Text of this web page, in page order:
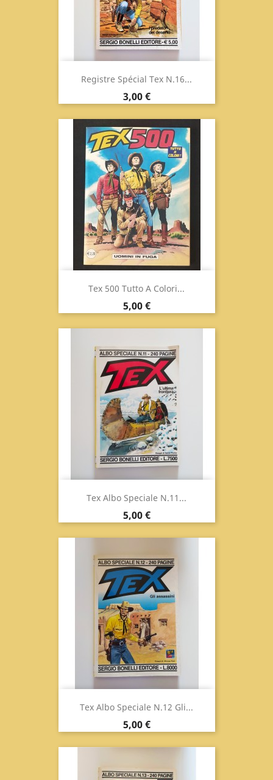
Registre Spécial Tex N.16...
Prix
3,00 €
Tex 500 Tutto A Colori...
Prix
5,00 €
Tex Albo Speciale N.11...
Prix
5,00 €
Tex Albo Speciale N.12 Gli...
Prix
5,00 €